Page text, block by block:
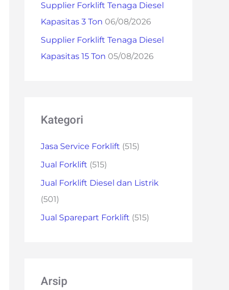
Supplier Forklift Tenaga Diesel
Kapasitas 3 Ton 06/08/2026
Supplier Forklift Tenaga Diesel
Kapasitas 15 Ton 05/08/2026
Kategori
Jasa Service Forklift (515)
Jual Forklift (515)
Jual Forklift Diesel dan Listrik
(501)
Jual Sparepart Forklift (515)
Arsip